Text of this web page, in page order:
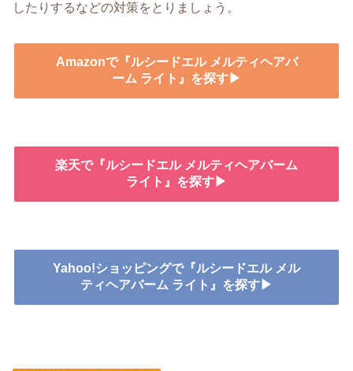
したりするなどの対策をとりましょう。
Amazonで『ルシードエル メルティヘアバ
ーム ライト』を探す▶
楽天で『ルシードエル メルティヘアバーム
ライト』を探す▶
Yahoo!ショッピングで『ルシードエル メル
ティヘアバーム ライト』を探す▶